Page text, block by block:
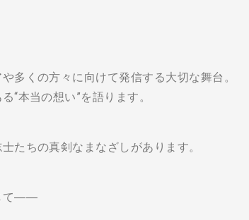
多くの方々に向けて発信する大切な舞台。
“本当の想い”を語ります。
たちの真剣なまなざしがあります。
て――